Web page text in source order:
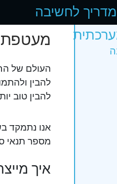
לחשיבה
מעטפת
העולם של
להבין
להבין טוב
אנו נתמקד
מספר תנאי
איך